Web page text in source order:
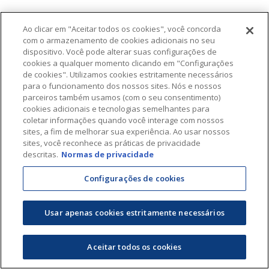
Ao clicar em "Aceitar todos os cookies", você concorda
com o armazenamento de cookies adicionais no seu
dispositivo. Você pode alterar suas configurações de
cookies a qualquer momento clicando em "Configurações
de cookies". Utilizamos cookies estritamente necessários
para o funcionamento dos nossos sites. Nós e nossos
parceiros também usamos (com o seu consentimento)
cookies adicionais e tecnologias semelhantes para
coletar informações quando você interage com nossos
sites, a fim de melhorar sua experiência. Ao usar nossos
sites, você reconhece as práticas de privacidade
descritas. Normas de privacidade
Configurações de cookies
Usar apenas cookies estritamente necessários
Aceitar todos os cookies